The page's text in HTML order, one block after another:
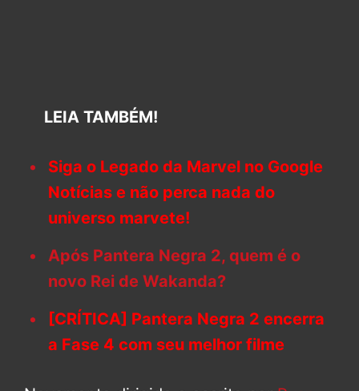
LEIA TAMBÉM!
Siga o Legado da Marvel no Google
Notícias e não perca nada do
universo marvete!
Após Pantera Negra 2, quem é o
novo Rei de Wakanda?
[CRÍTICA] Pantera Negra 2 encerra
a Fase 4 com seu melhor filme